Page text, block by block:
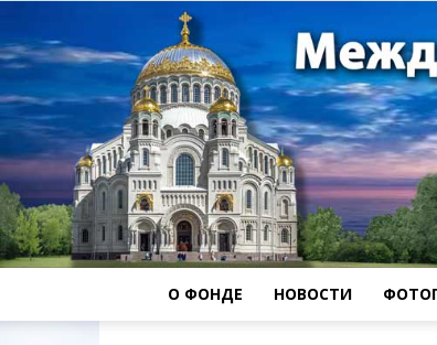
О ФОНДЕ НОВОСТИ